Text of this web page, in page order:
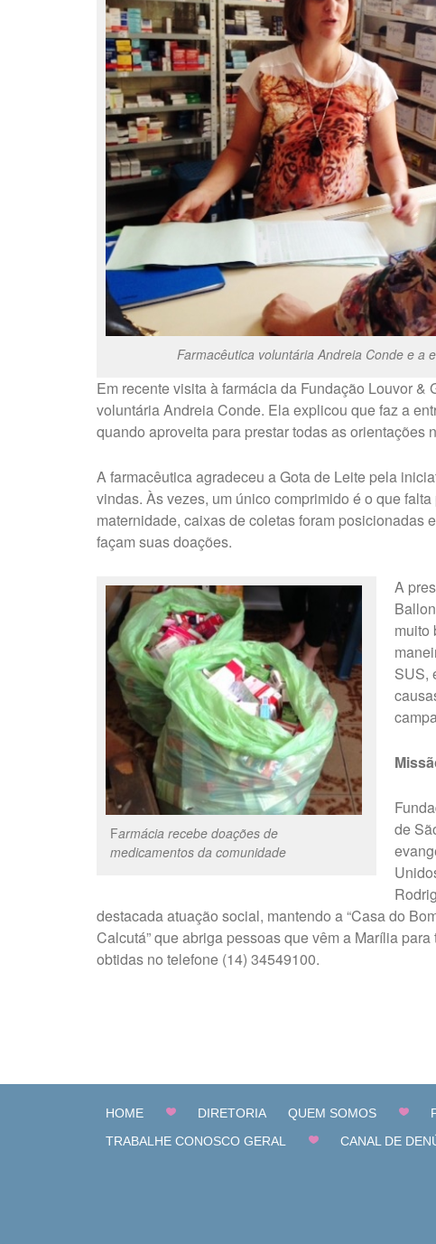
Farmacêutica voluntária Andreia Conde e a
Em recente visita à farmácia da Fundação Louvor
voluntária Andreia Conde. Ela explicou que faz a
quando aproveita para prestar todas as orientações
A farmacêutica agradeceu a Gota de Leite pela
vindas. Às vezes, um único comprimido é o que
maternidade, caixas de coletas foram posicionadas
façam suas doações.
Farmácia recebe doações de
medicamentos da comunidade
A
muito
SUS,
de
destacada atuação social, mantendo a “Casa do
Calcutá” que abriga pessoas que vêm a Marília
obtidas no telefone (14) 34549100.
HOME DIRETORIA QUEM SOMOS
TRABALHE CONOSCO GERAL
CANAL DE